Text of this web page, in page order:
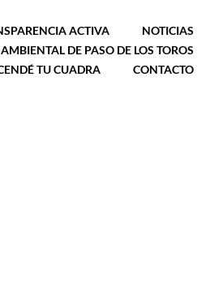
ACTIVA
NOTICIAS
DE PASO DE LOS TOROS
TU CUADRA
CONTACTO